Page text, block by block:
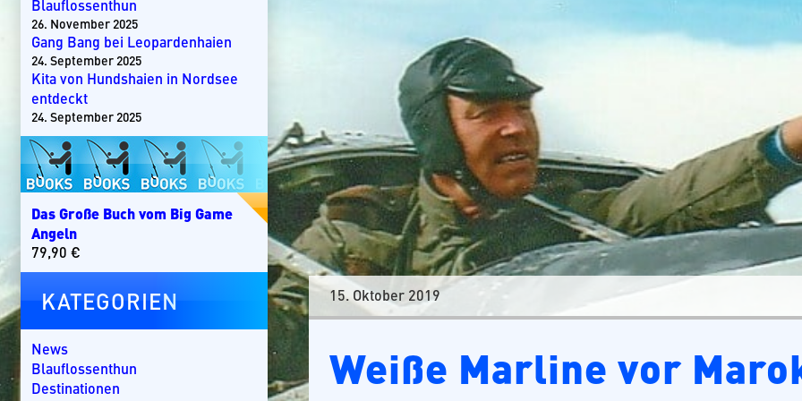
15. Oktober 2019
Weiße Marline vor
Blauflossenthun
26. November 2025
Gang Bang bei Leopardenhaien
24. September 2025
Kita von Hundshaien in Nordsee
entdeckt
24. September 2025
Das Große Buch vom Big Game
Angeln
79,90 €
KATEGORIEN
News
Blauflossenthun
Destinationen